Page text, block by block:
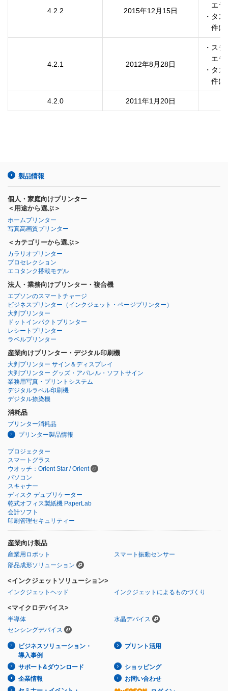
4.2.2 2015年12月15日
エラ
・タ
4.2.1 2012年8月28日
・ス
エラ
・タ
4.2.0 2011年1月20日
製品情報
個人・家庭向けプリンター
＜用途から選ぶ＞
ホームプリンター
写真高画質プリンター
＜カテゴリーから選ぶ＞
カラリオプリンター
プロセレクション
エコタンク搭載モデル
法人・業務向けプリンター・複合機
エプソンのスマートチャージ
ビジネスプリンター （インクジェット・ページプリンター）
大判プリンター
ドットインパクトプリンター
レシートプリンター
ラベルプリンター
産業向けプリンター・デジタル印刷機
大判プリンター サイン＆ディスプレイ
大判プリンター グッズ・アパレル・ソフトサイン
業務用写真・プリントシステム
デジタルラベル印刷機
デジタル捺染機
消耗品
プリンター消耗品
プリンター製品情報
プロジェクター
スマートグラス
ウオッチ：Orient Star / Orient
パソコン
スキャナー
ディスク デュプリケーター
乾式オフィス製紙機 PaperLab
会計ソフト
印刷管理セキュリティー
産業向け製品
産業用ロボット
スマート振動センサー
部品成形ソリューション
<インクジェットソリューション>
インクジェットヘッド インクジェットによるものづくり
<マイクロデバイス>
半導体
水晶デバイス
センシングデバイス
ビジネスソリューション・
導入事例
プリント活用
サポート&ダウンロード
ショッピング
企業情報
お問い合わせ